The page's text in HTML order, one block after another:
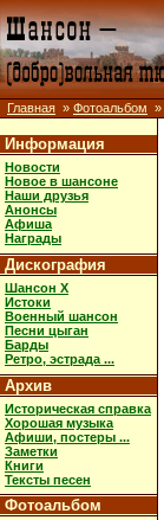
Главная » Фотоальбом »
Информация
Новости
Новое в шансоне
Наши друзья
Анонсы
Афиша
Награды
Дискография
Шансон X
Истоки
Военный шансон
Песни цыган
Барды
Ретро, эстрада ...
Архив
Историческая справка
Хорошая музыка
Афиши, постеры ...
Заметки
Книги
Тексты песен
Фотоальбом